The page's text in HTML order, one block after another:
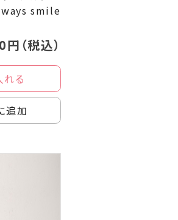
smile
（税込）
れる
追加